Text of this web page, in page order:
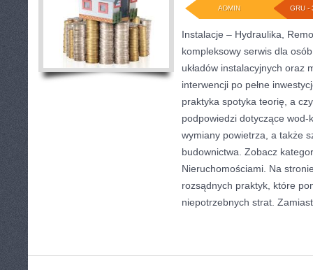
GRU -
ADMIN
Instalacje – Hydraulika,
kompleksowy serwis dla
układów instalacyjnych oraz
interwencji po pełne
praktyka spotyka teorię, a
podpowiedzi dotyczące
wymiany powietrza, a także
budownictwa. Zobacz
Nieruchomościami. Na
rozsądnych praktyk, które
niepotrzebnych strat.